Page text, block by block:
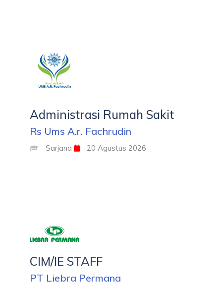
Administrasi Rumah Sakit
Rs Ums A.r. Fachrudin
Sarjana 20 Agustus 2026
CIM/IE STAFF
PT Liebra Permana